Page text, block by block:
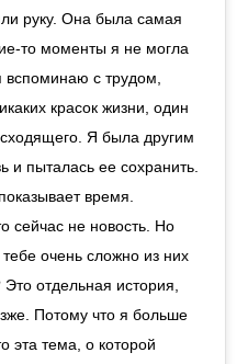
руку. Она была самая
то моменты я не могла
с трудом,
красок жизни, один
Я была другим
и пыталась ее сохранить.
время.
сейчас не новость. Но
очень сложно из них
отдельная история,
Потому что я больше
эта тема, о которой